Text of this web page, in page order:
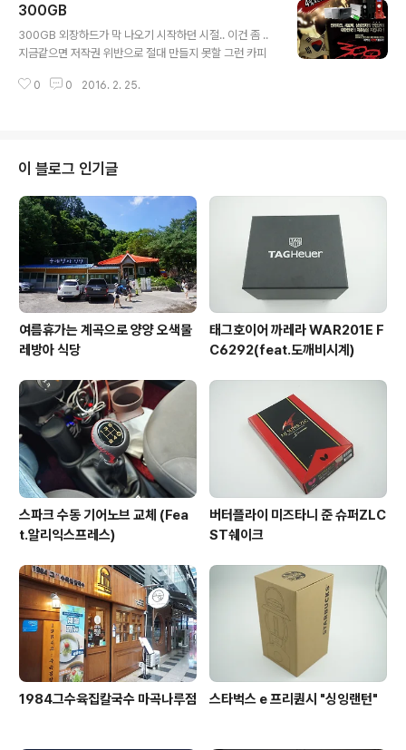
300GB
300GB 외장하드가 막 나오기 시작하던 시절.. 이건 좀 ..
지금같으면 저작권 위반으로 절대 만들지 못할 그런 카피
0 0 2016. 2. 25.
이 블로그 인기글
여름휴가는 계곡으로 양양 오색물
레방아 식당
태그호이어 까레라 WAR201E F
C6292(feat.도깨비시계)
스파크 수동 기어노브 교체 (Fea
t.알리익스프레스)
버터플라이 미즈타니 준 슈퍼ZLC
ST쉐이크
1984그수육집칼국수 마곡나루점 스타벅스 e 프리퀀시 "싱잉랜턴"